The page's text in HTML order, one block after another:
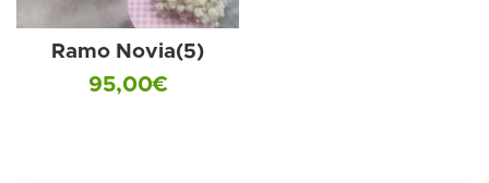
Ramo Novia(5)
95,00€